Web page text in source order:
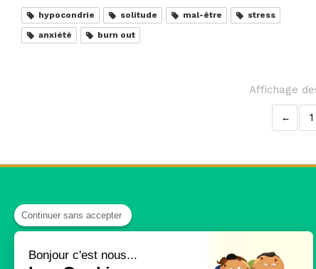
hypocondrie solitude mal-être
stress
anxiété
burn out
Affichage
1
Chris Pleynet-Fillol
Sophrologue-hypnothérapeute et praticienne en
psychonutrition , Chris Pleynet-Fillol accueille
Continuer sans accepter
Bonjour c'est nous...